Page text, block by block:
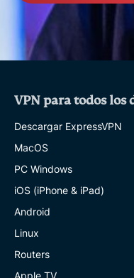
VPN para todos los
Descargar ExpressVPN
MacOS
PC Windows
iOS (iPhone & iPad)
Android
Linux
Routers
Apple TV